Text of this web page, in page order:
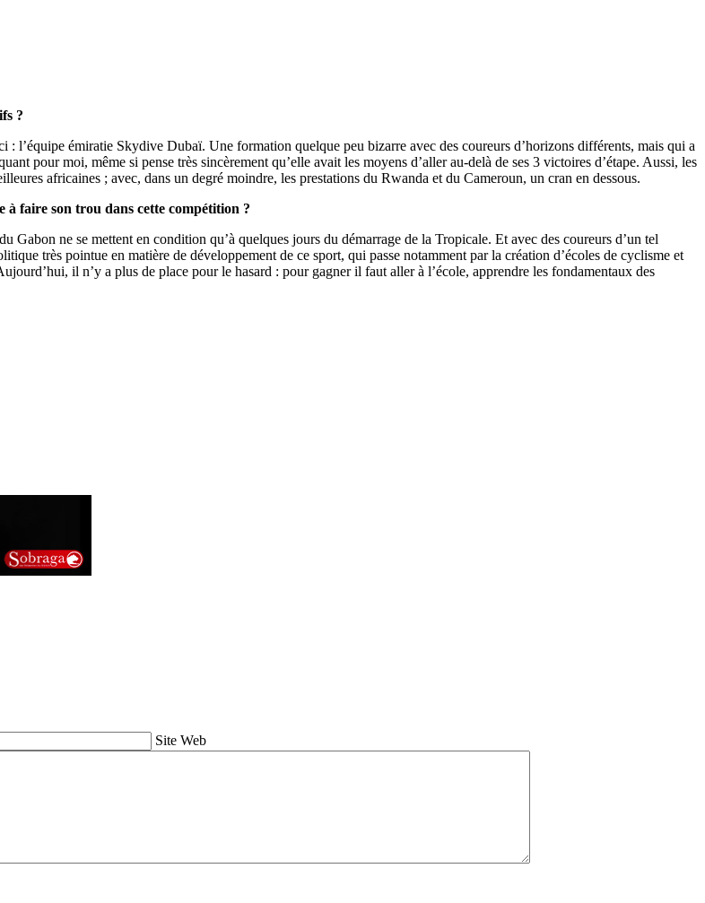
?
l’équipe émiratie Skydive Dubaï. Une formation quelque peu bizarre avec des coureurs d’horizons différents, mais qui a
pour moi, même si pense très sincèrement qu’elle avait les moyens d’aller au-delà de ses 3 victoires d’étape. Aussi, les
africaines ; avec, dans un degré moindre, les prestations du Rwanda et du Cameroun, un cran en dessous.
à faire son trou dans cette compétition ?
ne se mettent en condition qu’à quelques jours du démarrage de la Tropicale. Et avec des coureurs d’un tel
très pointue en matière de développement de ce sport, qui passe notamment par la création d’écoles de cyclisme et
il n’y a plus de place pour le hasard : pour gagner il faut aller à l’école, apprendre les fondamentaux des
Site Web